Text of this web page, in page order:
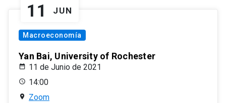
11 JUN
Macroeconomía
Yan Bai, University of Rochester
11 de Junio de 2021
14:00
Zoom